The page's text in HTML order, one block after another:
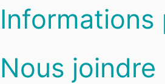
Informations
Nous joindre